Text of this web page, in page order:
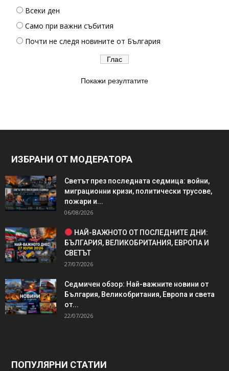
Всеки ден
Само при важни събития
Почти не следя новините от България
Покажи резултатите
ИЗБРАНИ ОТ МОДЕРАТОРА
Светът през последната седмица: войни,
миграционни кризи, политически трусове,
пожари и...
06/08/2026
НАЙ-ВАЖНОТО ОТ ПОСЛЕДНИТЕ ДНИ:
БЪЛГАРИЯ, ВЕЛИКОБРИТАНИЯ, ЕВРОПА И
СВЕТЪТ
27/07/2026
Седмичен обзор: Най-важните новини от
България, Великобритания, Европа и света
от...
22/07/2026
ПОПУЛЯРНИ СТАТИИ